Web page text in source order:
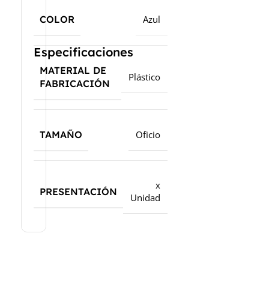
Especificaciones
COLOR Azul
MATERIAL DE
FABRICACIÓN
Plástico
TAMAÑO Oficio
PRESENTACIÓN
x
Unidad